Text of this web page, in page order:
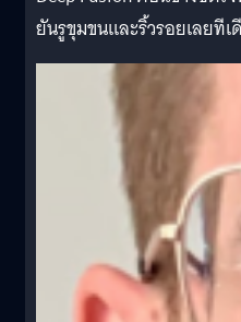
ยันรูขุมขนและริ้วรอยเลยทีเ